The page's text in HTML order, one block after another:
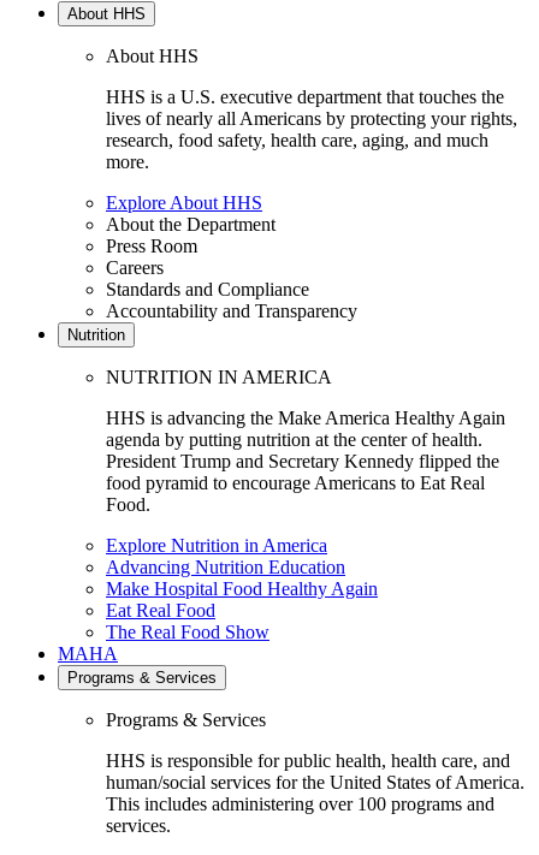
About HHS
About HHS
HHS is a U.S. executive department that touches the
lives of nearly all Americans by protecting your rights,
research, food safety, health care, aging, and much
more.
Explore About HHS
About the Department
Press Room
Careers
Standards and Compliance
Accountability and Transparency
Nutrition
NUTRITION IN AMERICA
HHS is advancing the Make America Healthy Again
agenda by putting nutrition at the center of health.
President Trump and Secretary Kennedy flipped the
food pyramid to encourage Americans to Eat Real
Food.
Explore Nutrition in America
Advancing Nutrition Education
Make Hospital Food Healthy Again
Eat Real Food
The Real Food Show
MAHA
Programs & Services
Programs & Services
HHS is responsible for public health, health care, and
human/social services for the United States of America.
This includes administering over 100 programs and
services.